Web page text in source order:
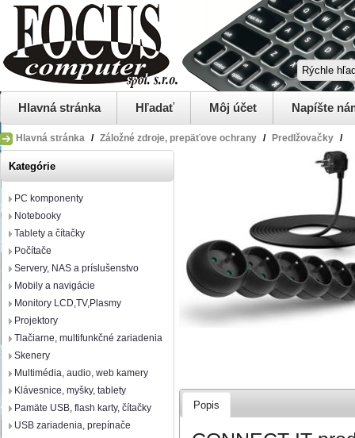
Hlavná stránka Hľadať Môj účet Napíšte
Hlavná stránka / Záložné zdroje, prepäťove ochrany / Predlžovačky /
Kategórie
PC komponenty
Notebooky
Tablety a čítačky
Počítače
Servery, NAS a príslušenstvo
Mobily a navigácie
Monitory LCD,TV,Plasmy
Projektory
Tlačiarne, multifunkčné zariadenia
Skenery
Multimédia, audio, web kamery
Klávesnice, myšky, tablety
Pamäte USB, flash karty, čítačky
USB zariadenia, prepínače
Popis